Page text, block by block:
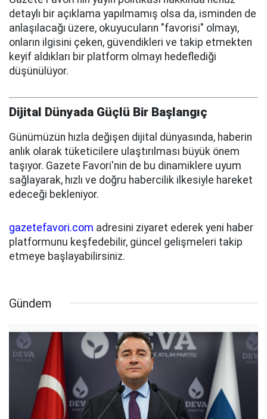
detaylı bir açıklama yapılmamış olsa da, isminden de
anlaşılacağı üzere, okuyucuların "favorisi" olmayı,
onların ilgisini çeken, güvendikleri ve takip etmekten
keyif aldıkları bir platform olmayı hedeflediği
düşünülüyor.
Dijital Dünyada Güçlü Bir Başlangıç
Günümüzün hızla değişen dijital dünyasında, haberin
anlık olarak tüketicilere ulaştırılması büyük önem
taşıyor. Gazete Favori'nin de bu dinamiklere uyum
sağlayarak, hızlı ve doğru habercilik ilkesiyle hareket
edeceği bekleniyor.
gazetefavori.com adresini ziyaret ederek yeni haber
platformunu keşfedebilir, güncel gelişmeleri takip
etmeye başlayabilirsiniz.
Gündem